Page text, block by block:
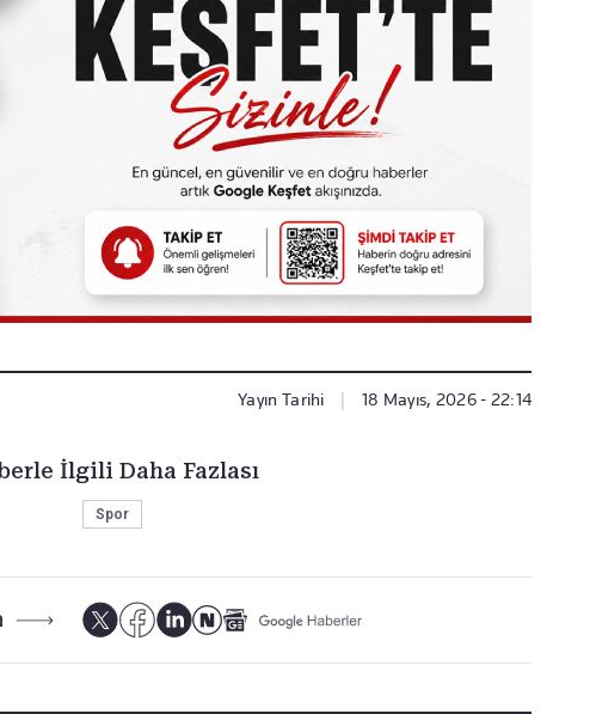
Yayın Tarihi 18 Mayıs, 2026 - 22:14
İlgili Daha Fazlası
Spor